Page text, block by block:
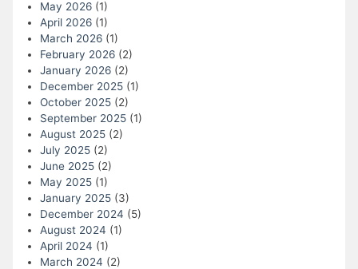
May 2026(1)
April 2026(1)
March 2026(1)
February 2026(2)
January 2026(2)
December 2025(1)
October 2025(2)
September 2025(1)
August 2025(2)
July 2025(2)
June 2025(2)
May 2025(1)
January 2025(3)
December 2024 (5)
August 2024 (1)
April 2024 (1)
March 2024 (2)